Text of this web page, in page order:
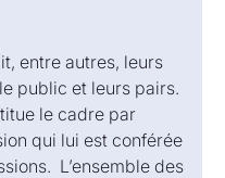
entre autres, leurs
public et leurs pairs.
le cadre par
qui lui est conférée
L’ensemble des